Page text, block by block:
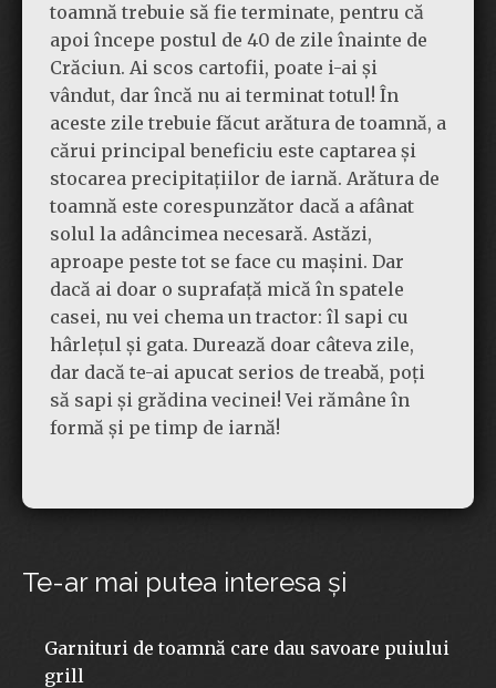
toamnă trebuie să fie terminate, pentru că
apoi începe postul de 40 de zile înainte de
Crăciun. Ai scos cartofii, poate i-ai și
vândut, dar încă nu ai terminat totul! În
aceste zile trebuie făcut arătura de toamnă, a
cărui principal beneficiu este captarea și
stocarea precipitațiilor de iarnă. Arătura de
toamnă este corespunzător dacă a afânat
solul la adâncimea necesară. Astăzi,
aproape peste tot se face cu mașini. Dar
dacă ai doar o suprafață mică în spatele
casei, nu vei chema un tractor: îl sapi cu
hârlețul și gata. Durează doar câteva zile,
dar dacă te-ai apucat serios de treabă, poți
să sapi și grădina vecinei! Vei rămâne în
formă și pe timp de iarnă!
Te-ar mai putea interesa şi
Garnituri de toamnă care dau savoare puiului
grill